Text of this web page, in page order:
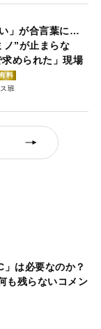
」が合言葉に…
ノ”が止まらな
められた」現場
料
班
は必要なのか？
も残らないコメン